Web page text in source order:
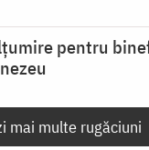
pentru
mai multe rugăciuni